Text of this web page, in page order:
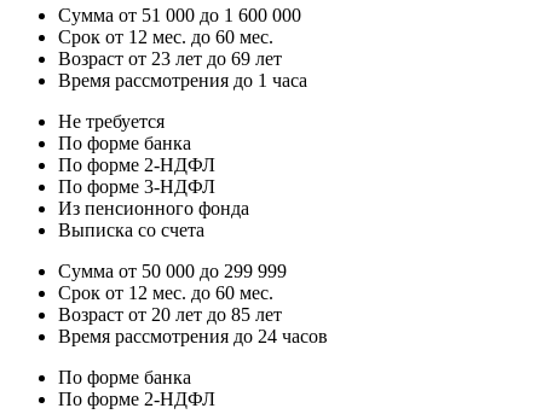
Сумма от 51 000 до 1 600 000
Срок от 12 мес. до 60 мес.
Возраст от 23 лет до 69 лет
Время рассмотрения до 1 часа
Не требуется
По форме банка
По форме 2-НДФЛ
По форме 3-НДФЛ
Из пенсионного фонда
Выписка со счета
Сумма от 50 000 до 299 999
Срок от 12 мес. до 60 мес.
Возраст от 20 лет до 85 лет
Время рассмотрения до 24 часов
По форме банка
По форме 2-НДФЛ